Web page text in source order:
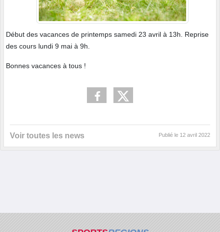
Début des vacances de printemps samedi 23 avril à 13h. Reprise
des cours lundi 9 mai à 9h.
Bonnes vacances à tous !
Voir toutes les news Publié le 12 avril 2022